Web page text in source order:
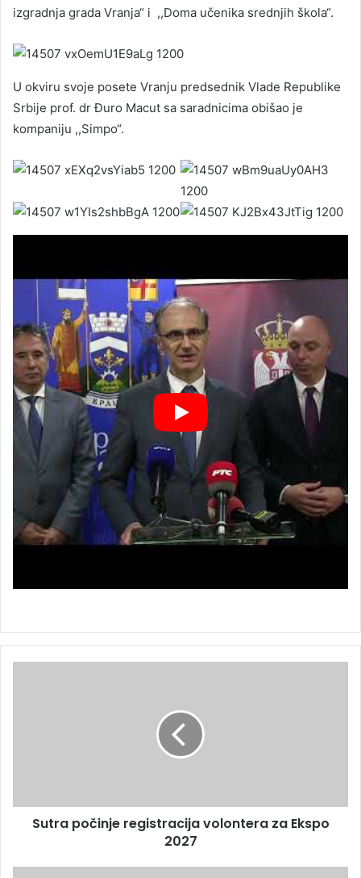
izgradnja grada Vranja“ i ,,Doma učenika srednjih škola“.
U okviru svoje posete Vranju predsednik Vlade Republike
Srbije prof. dr Đuro Macut sa saradnicima obišao je
kompaniju ,,Simpo“.
Sutra počinje registracija volontera za Ekspo
2027